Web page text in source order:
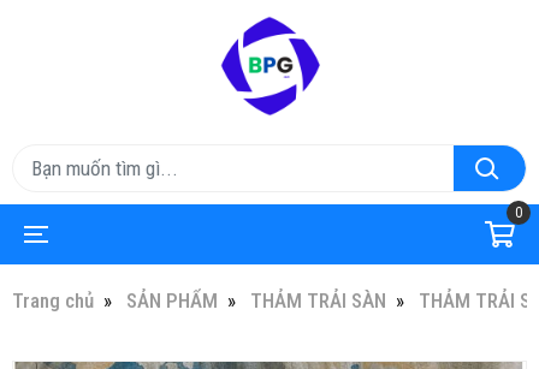
0
Trang chủ SẢN PHẨM THẢM TRẢI SÀN THẢM TRẢI